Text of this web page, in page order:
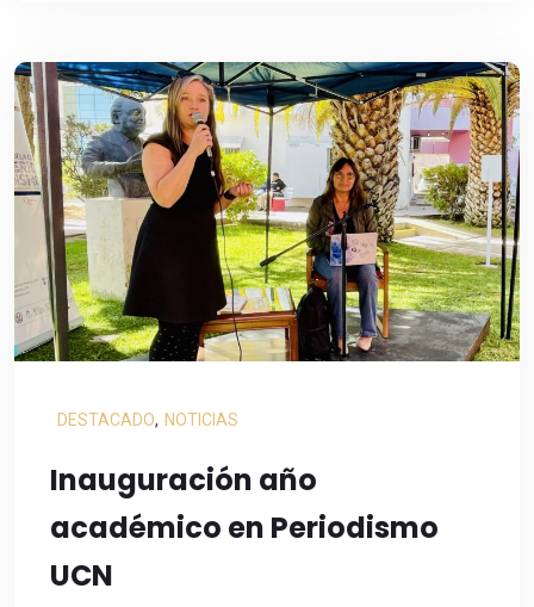
DESTACADO, NOTICIAS
Inauguración año
académico en Periodismo
UCN